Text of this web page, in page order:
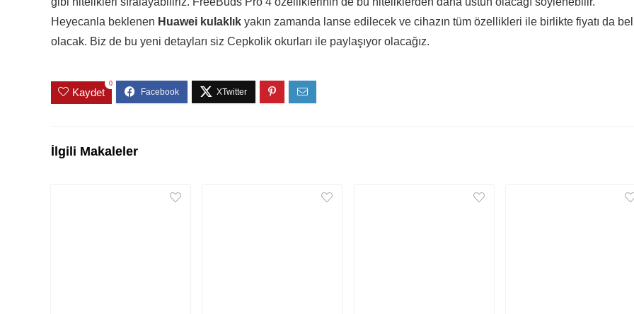
Heyecanla beklenen Huawei kulaklık yakın zamanda lanse edilecek ve cihazın tüm özellikleri ile birlikte fiyatı da
olacak. Biz de bu yeni detayları siz Cepkolik okurları ile paylaşıyor olacağız.
Kaydet
0
İlgili Makaleler